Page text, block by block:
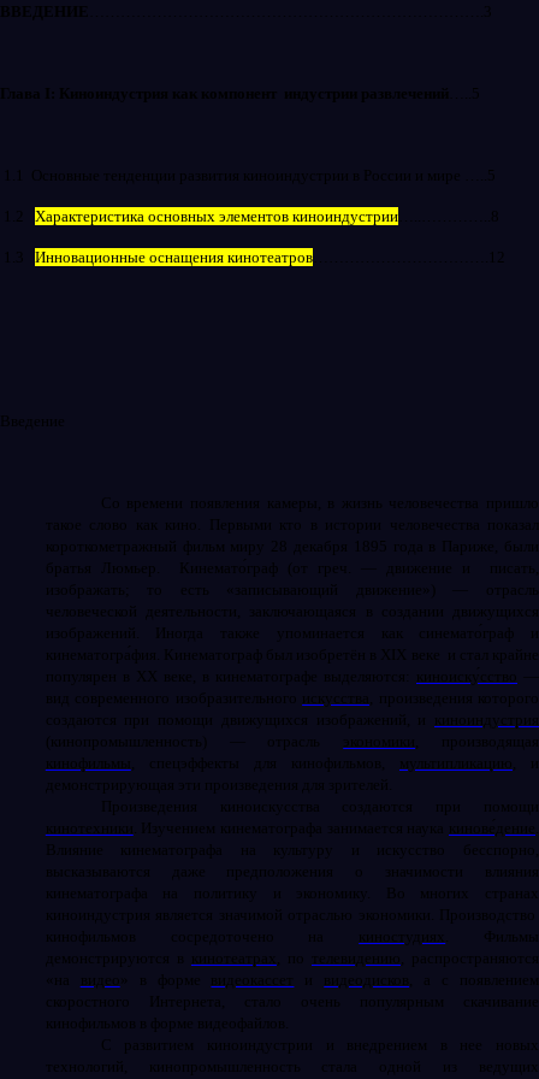
ВВЕДЕНИЕ ………………………………………………………………….3
Глава I : Киноиндустрия как компонент индустрии развлечений …..5
1.1 Основные тенденции развития киноиндустрии в России и мире …..5
1.2 Характеристика основных элементов киноиндустрии …..…………..8
1.3 Инновационные оснащения кинотеатров …………………………….12
Введение
Со времени появления камеры, в жизнь человечества пришло
такое слово как кино. Первыми кто в истории человечества показал
короткометражный фильм миру 28 декабря 1895 года в Париже, были
братья Люмьер.
Кинемато́граф(от греч. — движение и
писать,
изображать; то есть «записывающий движение») — отрасль
человеческой деятельности, заключающаяся в создании движущихся
изображений. Иногда также упоминается как синемато́граф и
кинематогра́фия . Кинематограф был изобретён в XIX веке
и стал крайне
популярен в
XX веке, в кинематографе выделяются: киноиску́сство
вид современного изобразительного искусства
, произведения которого
создаются при помощи движущихся изображений, и киноиндустрия
(кинопромышленность) — отрасль
экономики , производящая
кинофильмы
, спецэффекты для кинофильмов, мультипликацию , и
демонстрирующая эти произведения для зрителей.
Произведения киноискусства создаются при помощи
кинотехники . Изучением кинематографа занимается наука кинове́дение
Влияние кинематографа на культуру и искусство бесспорно,
высказываются даже предположения о значимости влияния
кинематографа на политику и экономику. Во многих странах
киноиндустрия является значимой отраслью экономики. Производство
кинофильмов сосредоточено на киностудиях
. Фильмы
демонстрируются в кинотеатрах , по телевидению , распространяются
«на видео » в форме видеокассет и видеодисков
, а с появлением
скоростного Интернета, стало очень популярным скачивание
кинофильмов в форме видеофайлов.
С развитием киноиндустрии и внедрением в нее новых
технологий, кинопромышленность стала одной из ведущих